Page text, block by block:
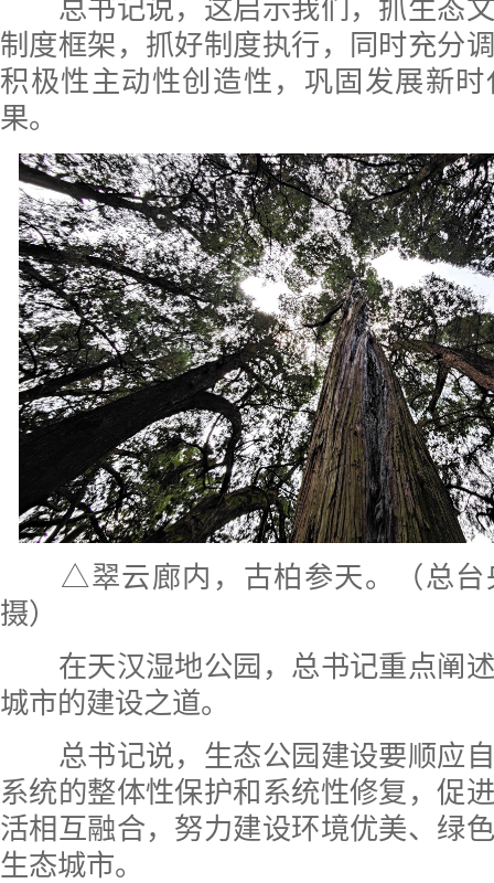
总书记说，这启示我们，抓生态文
制度框架，抓好制度执行，同时充分
积极性主动性创造性，巩固发展新
果。
△翠云廊内，古柏参天。（总台
摄）
在天汉湿地公园，总书记重点阐述
城市的建设之道。
总书记说，生态公园建设要顺应自
系统的整体性保护和系统性修复，促
活相互融合，努力建设环境优美、绿
生态城市。